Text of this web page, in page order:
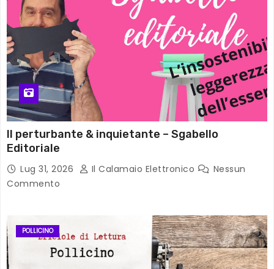
Il perturbante & inquietante – Sgabello
Editoriale
Lug 31, 2026 Il Calamaio Elettronico
Nessun
Commento
POLLICINO